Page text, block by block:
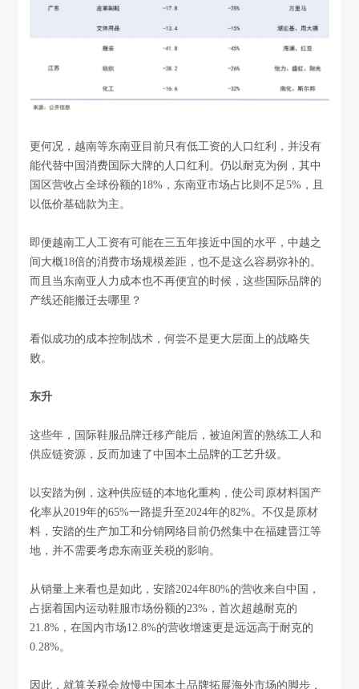
更何况，越南等东南亚目前只有低工资的人口红利，并没有
能代替中国消费国际大牌的人口红利。仍以耐克为例，其中
国区营收占全球份额的18%，东南亚市场占比则不足5%，且
以低价基础款为主。
即便越南工人工资有可能在三五年接近中国的水平，中越之
间大概18倍的消费市场规模差距，也不是这么容易弥补的。
而且当东南亚人力成本也不再便宜的时候，这些国际品牌的
产线还能搬迁去哪里？
看似成功的成本控制战术，何尝不是更大层面上的战略失
败。
东升
这些年，国际鞋服品牌迁移产能后，被迫闲置的熟练工人和
供应链资源，反而加速了中国本土品牌的工艺升级。
以安踏为例，这种供应链的本地化重构，使公司原材料国产
化率从2019年的65%一路提升至2024年的82%。不仅是原材
料，安踏的生产加工和分销网络目前仍然集中在福建晋江等
地，并不需要考虑东南亚关税的影响。
从销量上来看也是如此，安踏2024年80%的营收来自中国，
占据着国内运动鞋服市场份额的23%，首次超越耐克的
21.8%，在国内市场12.8%的营收增速更是远远高于耐克的
0.28%。
因此，就算关税会放慢中国本土品牌拓展海外市场的脚步，